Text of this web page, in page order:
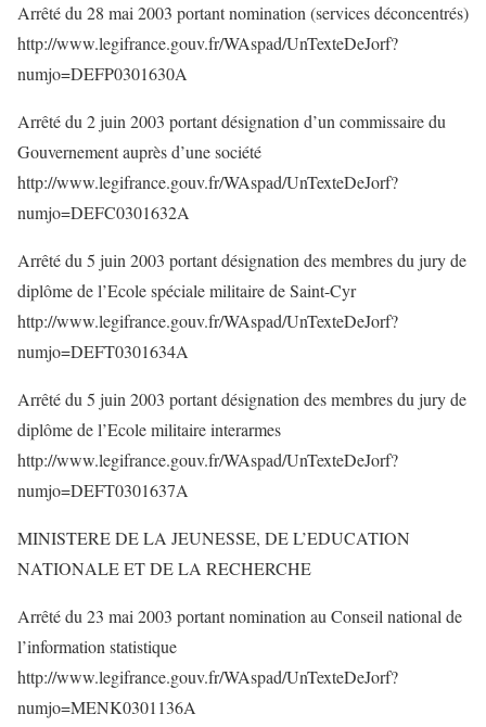
Arrêté du 28 mai 2003 portant nomination (services déconcentrés)
http://www.legifrance.gouv.fr/WAspad/UnTexteDeJorf?
numjo=DEFP0301630A
Arrêté du 2 juin 2003 portant désignation d’un commissaire du
Gouvernement auprès d’une société
http://www.legifrance.gouv.fr/WAspad/UnTexteDeJorf?
numjo=DEFC0301632A
Arrêté du 5 juin 2003 portant désignation des membres du jury de
diplôme de l’Ecole spéciale militaire de Saint-Cyr
http://www.legifrance.gouv.fr/WAspad/UnTexteDeJorf?
numjo=DEFT0301634A
Arrêté du 5 juin 2003 portant désignation des membres du jury de
diplôme de l’Ecole militaire interarmes
http://www.legifrance.gouv.fr/WAspad/UnTexteDeJorf?
numjo=DEFT0301637A
MINISTERE DE LA JEUNESSE, DE L’EDUCATION
NATIONALE ET DE LA RECHERCHE
Arrêté du 23 mai 2003 portant nomination au Conseil national de
l’information statistique
http://www.legifrance.gouv.fr/WAspad/UnTexteDeJorf?
numjo=MENK0301136A